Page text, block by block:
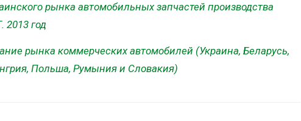
рынка автомобильных запчастей производства
2013 год
рынка коммерческих автомобилей (Украина, Беларусь,
Польша, Румыния и Словакия)